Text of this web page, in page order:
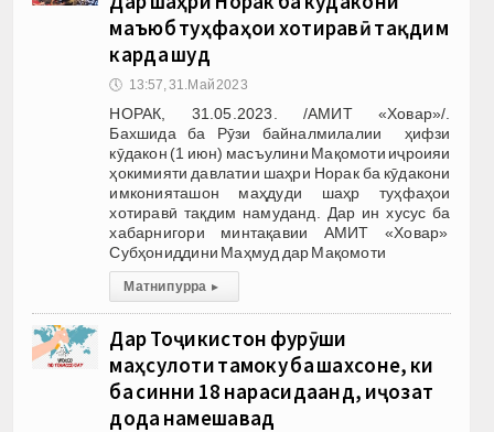
маъюб туҳфаҳои хотиравӣ тақдим
карда шуд
🕔 13:57, 31.Май 2023
НОРАК, 31.05.2023. /АМИТ «Ховар»/.
Бахшида ба Рӯзи байналмилалии ҳифзи
кӯдакон (1 июн) масъулини Мақомоти иҷроияи
ҳокимияти давлатии шаҳри Норак ба кӯдакони
имконияташон маҳдуди шаҳр туҳфаҳои
хотиравӣ тақдим намуданд. Дар ин хусус ба
хабарнигори минтақавии АМИТ «Ховар»
Субҳониддини Маҳмуд дар Мақомоти
Матни пурра ▸
Дар Тоҷикистон фурӯши
маҳсулоти тамоку ба шахсоне, ки
ба синни 18 нарасидаанд, иҷозат
дода намешавад